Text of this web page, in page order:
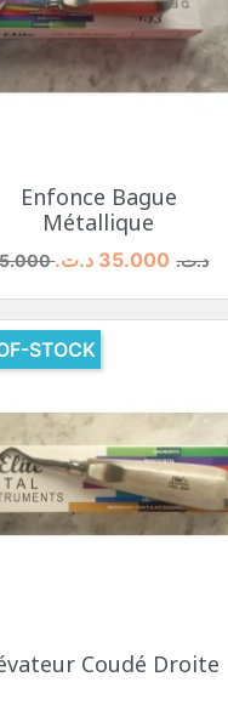
 نظرة سريعة
Enfonce Bague
Métallique
السعر 45.000 د.ت.‏
السعر 35.000 د.ت.‏
نظرة سريعة
Coudé Droite
STOCK